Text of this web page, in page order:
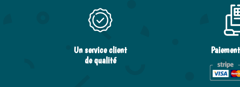
Un service client
de qualité